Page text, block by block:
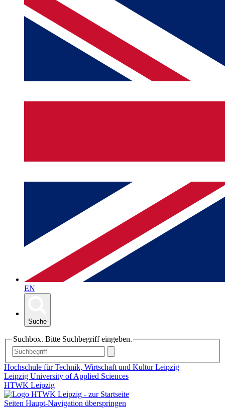
EN
Suche
Suchbox. Bitte Suchbegriff eingeben.
Hochschule für Technik, Wirtschaft und Kultur Leipzig
Leipzig University of Applied Sciences
HTWK Leipzig
Seiten Haupt-Navigation überspringen